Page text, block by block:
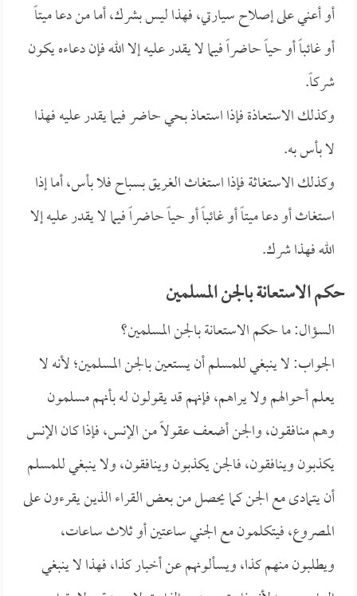
أو أعني على إصلاح سيارتي، فهذا ليس بشرك، أما من دعا ميتاً
أو غائباً أو حياً حاضراً فيما لا يقدر عليه إلا الله فإن دعاءه يكون
شركاً.
وكذلك الاستعاذة فإذا استعاذ بحي حاضر فيما يقدر عليه فهذا
لا بأس به.
وكذلك الاستغاثة فإذا استغاث الغريق بسباح فلا بأس، أما إذا
استغاث أو دعا ميتاً أو غائباً أو حياً حاضراً فيما لا يقدر عليه إلا
الله فهذا شرك.
حكم الاستعانة بالجن المسلمين
السؤال: ما حكم الاستعانة بالجن المسلمين؟
الجواب: لا ينبغي للمسلم أن يستعين بالجن المسلمين؛ لأنه لا
يعلم أحوالهم ولا يراهم، فإنهم قد يقولون له بأنهم مسلمون
وهم منافقون، والجن أضعف عقولاً من الإنس، فإذا كان الإنس
يكذبون وينافقون، فالجن يكذبون وينافقون، ولا ينبغي للمسلم
أن يتمادى مع الجن كما يحصل من بعض القراء الذين يقرءون على
المصروع، فيتكلمون مع الجني ساعتين أو ثلاث ساعات،
ويطلبون منهم كذا، ويسألونهم عن أخبار كذا، فهذا لا ينبغي